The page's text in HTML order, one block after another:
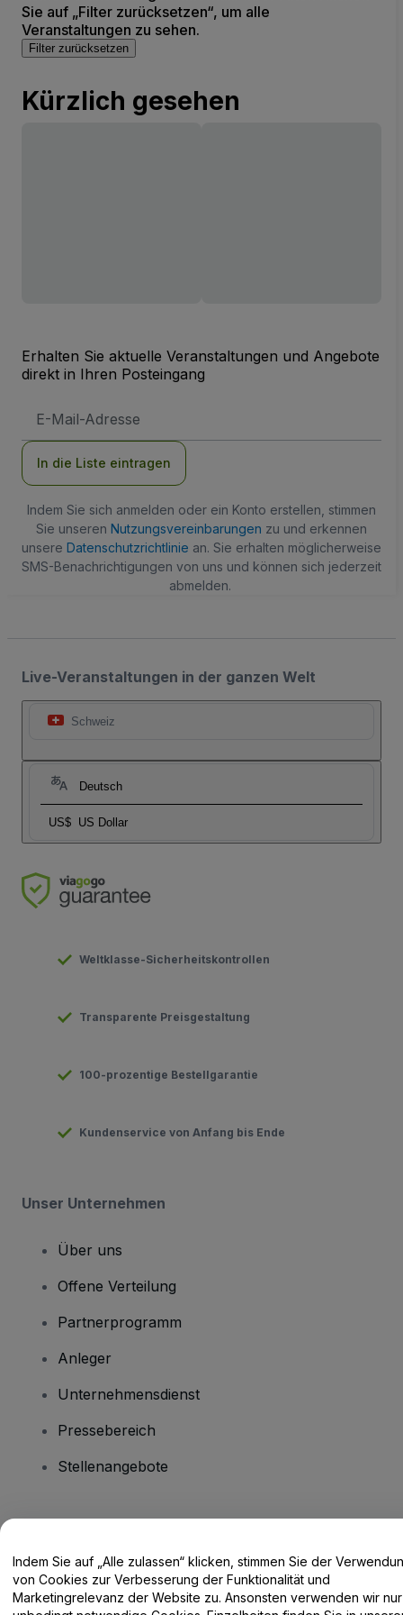
Sie auf „Filter zurücksetzen“, um alle
Veranstaltungen zu sehen.
Filter zurücksetzen
Kürzlich gesehen
Erhalten Sie aktuelle Veranstaltungen und Angebote
direkt in Ihren Posteingang
Mail-
In die Liste eintragen
Indem Sie sich anmelden oder ein Konto erstellen, stimmen
Sie unseren Nutzungsvereinbarungen zu und erkennen
unsere Datenschutzrichtlinie an. Sie erhalten möglicherweise
SMS-Benachrichtigungen von uns und können sich jederzeit
abmelden.
Live-Veranstaltungen in der ganzen Welt
Schweiz
Deutsch
US$ US Dollar
Weltklasse-Sicherheitskontrollen
Transparente Preisgestaltung
100-prozentige Bestellgarantie
Kundenservice von Anfang bis Ende
Unser Unternehmen
Über uns
Offene Verteilung
Partnerprogramm
Anleger
Unternehmensdienst
Pressebereich
Stellenangebote
Hilfe-Center / Kontakt
Indem Sie auf „Alle zulassen“ klicken, stimmen Sie der
von Cookies zur Verbesserung der Funktionalität und
Marketingrelevanz der Website zu. Ansonsten verwenden wir nur